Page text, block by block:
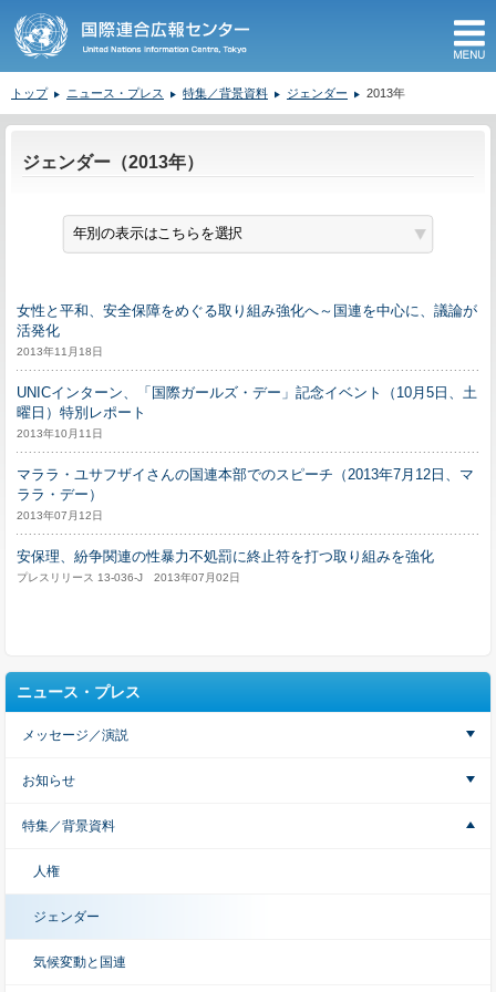
トップ ニュース・プレス 特集／背景資料 ジェンダー 2013年
ジェンダー（2013年）
女性と平和、安全保障をめぐる取り組み強化へ～国連を中心に、議論が
活発化
2013年11月18日
UNICインターン、「国際ガールズ・デー」記念イベント（10月5日、土
曜日）特別レポート
2013年10月11日
マララ・ユサフザイさんの国連本部でのスピーチ（2013年7月12日、マ
ララ・デー）
2013年07月12日
安保理、紛争関連の性暴力不処罰に終止符を打つ取り組みを強化
プレスリリース 13-036-J 2013年07月02日
ニュース・プレス
メッセージ／演説
お知らせ
特集／背景資料
人権
ジェンダー
気候変動と国連